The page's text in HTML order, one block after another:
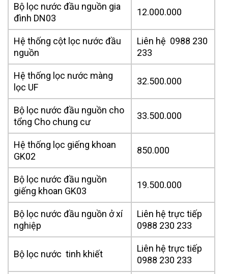
Bộ lọc nước đầu nguồn gia
đình DN03
12.000.000
Hệ thống cột lọc nước đầu
nguồn
Liên hệ 0988 230
233
Hệ thống lọc nước màng
lọc UF
32.500.000
Bộ lọc nước đầu nguồn cho
tổng Cho chung cư
33.500.000
Hệ thống lọc giếng khoan
GK02
850.000
Bộ lọc nước đầu nguồn
giếng khoan GK03
19.500.000
Bộ lọc nước đầu nguồn ở xí
nghiệp
Liên hệ trực tiếp
0988 230 233
Bộ lọc nước tinh khiết
Liên hệ trực tiếp
0988 230 233